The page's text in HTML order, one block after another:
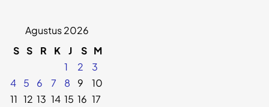
Agustus 2026
S S R K J S M
1
2
3
4
5 6 7 8 9
10
11 12 13 14 15 16 17